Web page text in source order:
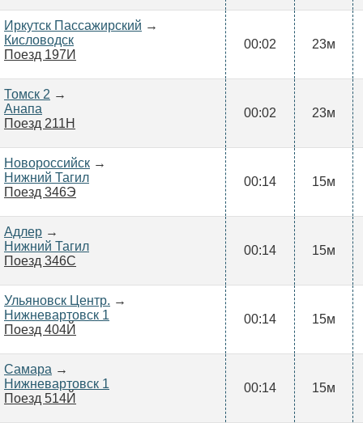
Иркутск Пассажирский →
Кисловодск
Поезд 197И
00:02 23м
Томск 2 →
Анапа
Поезд 211Н
00:02 23м
Новороссийск →
Нижний Тагил
Поезд 346Э
00:14 15м
Адлер →
Нижний Тагил
Поезд 346С
00:14 15м
Ульяновск Центр. →
Нижневартовск 1
Поезд 404Й
00:14 15м
Самара →
Нижневартовск 1
Поезд 514Й
00:14 15м